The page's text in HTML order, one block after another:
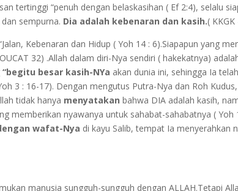
tertinggi “penuh dengan belaskasihan ( Ef 2:4), selalu
sempurna. Dia adalah kebenaran dan kasih.( KKGK
Kebenaran dan Hidup ( Yoh 14 : 6).Siapapun yang
32) .Allah dalam diri-Nya sendiri ( hakekatnya)
“begitu besar kasih-NYa akan dunia ini, sehingga Ia telah
3 : 16-17). Dengan mengutus Putra-Nya dan Roh
tidak hanya menyatakanbahwa DIA adalah kasih,
memberikan nyawanya untuk sahabat-sahabatnya ( Yoh
wafat-Nya di kayu Salib, tempat Ia menyerahkan
manusia sungguh-sungguh dengan ALLAH.Tetapi